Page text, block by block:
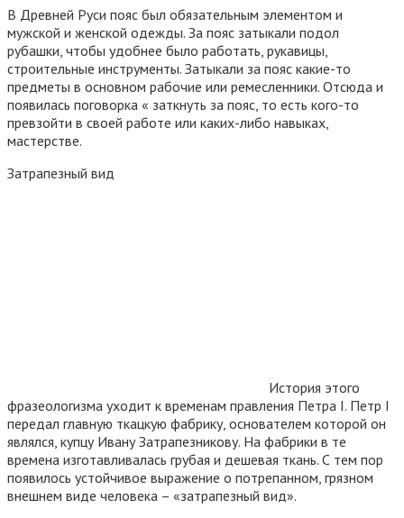
В Древней Руси пояс был обязательным элементом и
мужской и женской одежды. За пояс затыкали подол
рубашки, чтобы удобнее было работать, рукавицы,
строительные инструменты. Затыкали за пояс какие-то
предметы в основном рабочие или ремесленники. Отсюда и
появилась поговорка « заткнуть за пояс, то есть кого-то
превзойти в своей работе или каких-либо навыках,
мастерстве.
Затрапезный вид
История этого
фразеологизма уходит к временам правления Петра I. Петр I
передал главную ткацкую фабрику, основателем которой он
являлся, купцу Ивану Затрапезникову. На фабрики в те
времена изготавливалась грубая и дешевая ткань. С тем пор
появилось устойчивое выражение о потрепанном, грязном
внешнем виде человека – «затрапезный вид».